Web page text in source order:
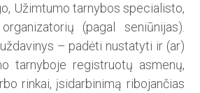
Užimtumo tarnybos specialisto,
(pagal seniūnijas).
– padėti nustatyti ir (ar)
tarnyboje registruotų asmenų,
rinkai, įsidarbinimą ribojančias